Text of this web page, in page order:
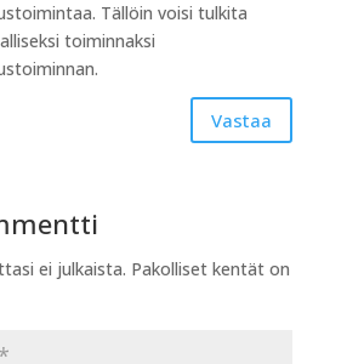
Tällöin voisi tulkita
toiminnaksi
Vastaa
ei julkaista. Pakolliset kentät on